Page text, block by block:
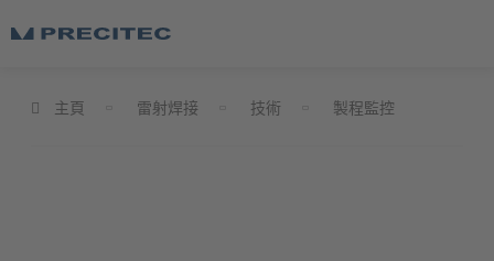
主頁 雷射焊接 技術 製程監控